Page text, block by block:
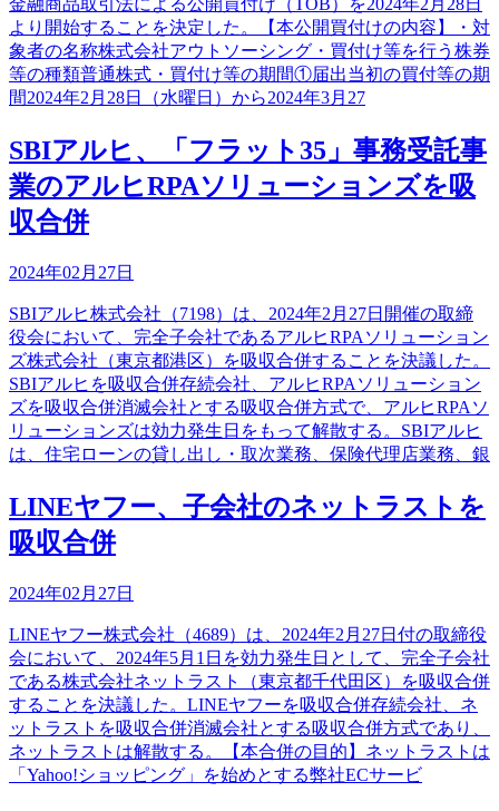
金融商品取引法による公開買付け（TOB）を2024年2月28日
より開始することを決定した。【本公開買付けの内容】・対
象者の名称株式会社アウトソーシング・買付け等を行う株券
等の種類普通株式・買付け等の期間①届出当初の買付等の期
間2024年2月28日（水曜日）から2024年3月27
SBIアルヒ、「フラット35」事務受託事
業のアルヒRPAソリューションズを吸
収合併
2024年02月27日
SBIアルヒ株式会社（7198）は、2024年2月27日開催の取締
役会において、完全子会社であるアルヒRPAソリューション
ズ株式会社（東京都港区）を吸収合併することを決議した。
SBIアルヒを吸収合併存続会社、アルヒRPAソリューション
ズを吸収合併消滅会社とする吸収合併方式で、アルヒRPAソ
リューションズは効力発生日をもって解散する。SBIアルヒ
は、住宅ローンの貸し出し・取次業務、保険代理店業務、銀
LINEヤフー、子会社のネットラストを
吸収合併
2024年02月27日
LINEヤフー株式会社（4689）は、2024年2月27日付の取締役
会において、2024年5月1日を効力発生日として、完全子会社
である株式会社ネットラスト（東京都千代田区）を吸収合併
することを決議した。LINEヤフーを吸収合併存続会社、ネ
ットラストを吸収合併消滅会社とする吸収合併方式であり、
ネットラストは解散する。【本合併の目的】ネットラストは
「Yahoo!ショッピング」を始めとする弊社ECサービ